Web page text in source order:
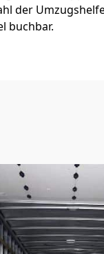
der
buchbar.